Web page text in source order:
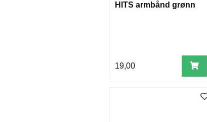
HITS armbånd grønn
19,00